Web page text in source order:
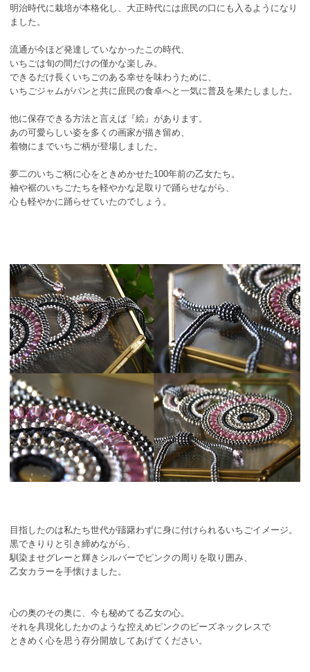
明治時代に栽培が本格化し、大正時代には庶民の口にも入るようになり
ました。
流通が今ほど発達していなかったこの時代、
いちごは旬の間だけの僅かな楽しみ。
できるだけ長くいちごのある幸せを味わうために、
いちごジャムがパンと共に庶民の食卓へと一気に普及を果たしました。
他に保存できる方法と言えば『絵』があります。
あの可愛らしい姿を多くの画家が描き留め、
着物にまでいちご柄が登場しました。
夢二のいちご柄に心をときめかせた100年前の乙女たち。
袖や裾のいちごたちを軽やかな足取りで踊らせながら、
心も軽やかに踊らせていたのでしょう。
目指したのは私たち世代が躊躇わずに身に付けられるいちごイメージ。
黒できりりと引き締めながら、
馴染ませグレーと輝きシルバーでピンクの周りを取り囲み、
乙女カラーを手懐けました。
心の奥のその奥に、今も秘めてる乙女の心。
それを具現化したかのような控えめピンクのビーズネックレスで
ときめく心を思う存分開放してあげてください。